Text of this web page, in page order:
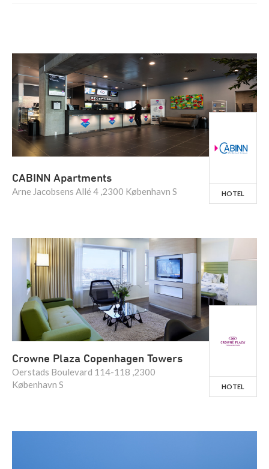
CABINN Apartments
Arne Jacobsens Allé 4 ,2300 København S HOTEL
Crowne Plaza Copenhagen Towers
Oerstads Boulevard 114-118 ,2300
København S
HOTEL